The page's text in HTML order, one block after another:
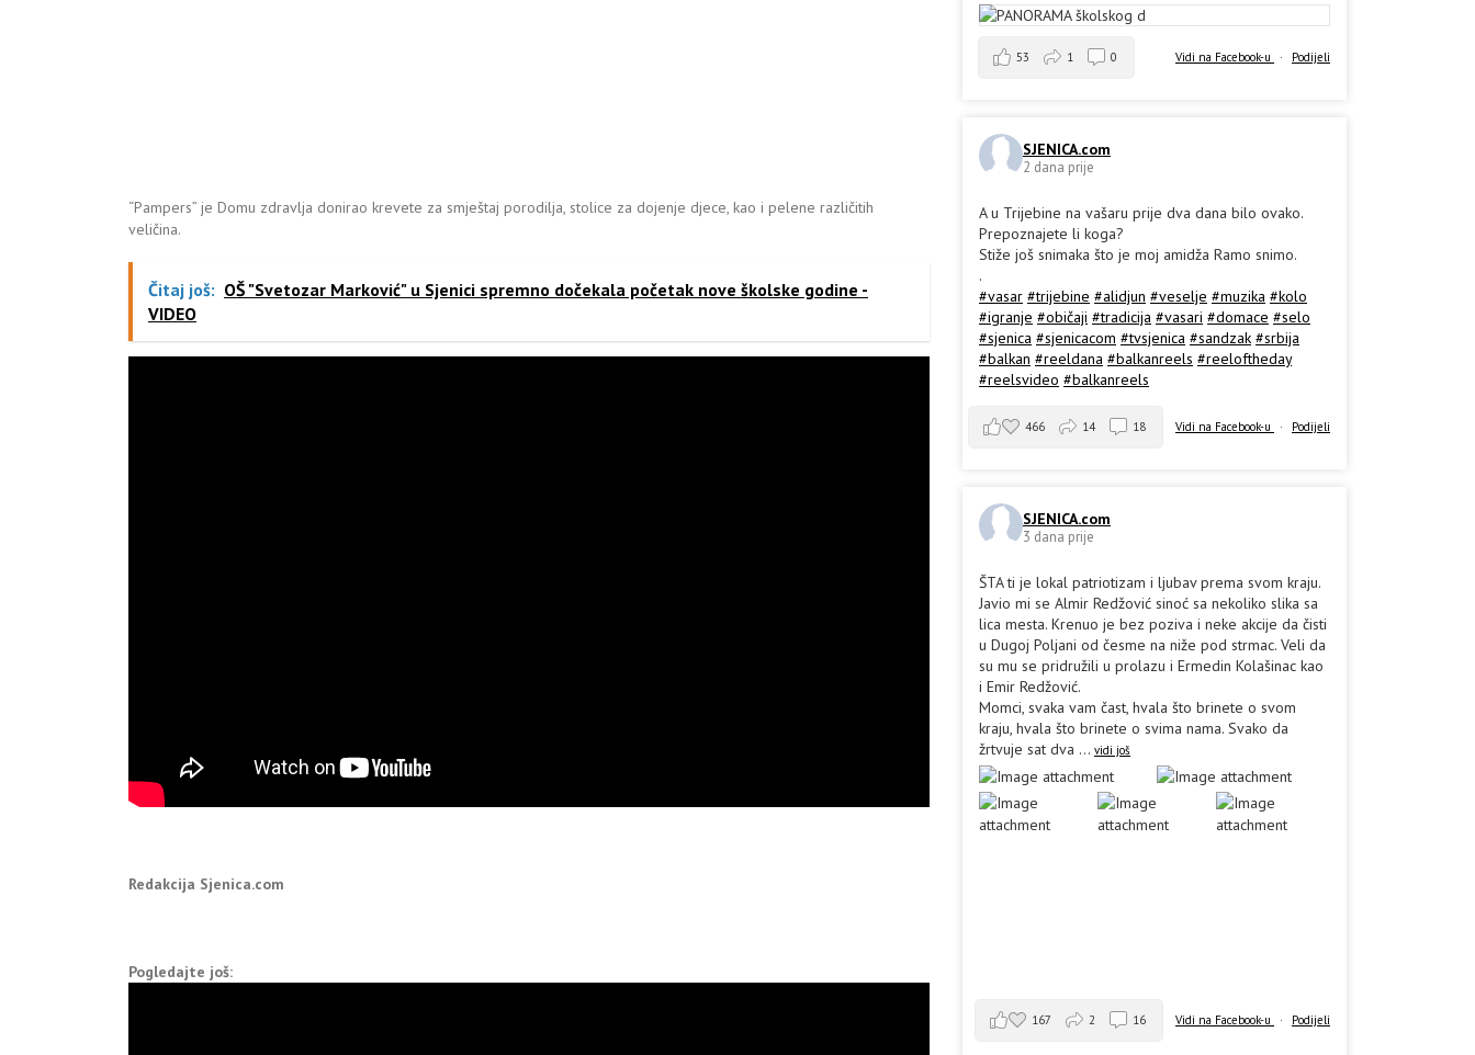
“Pampers” je Domu zdravlja donirao krevete za smještaj porodilja, stolice za dojenje djece, kao i pelene različitih
veličina.
Čitaj još: OŠ "Svetozar Marković" u Sjenici spremno dočekala početak nove školske godine -
VIDEO
Redakcija Sjenica.com
Pogledajte još:
Vidi na Facebook-u · Podijeli
53 1 0
SJENICA.com
2 dana prije
A u Trijebine na vašaru prije dva dana bilo ovako.
Prepoznajete li koga?
Stiže još snimaka što je moj amidža Ramo snimo.
.
#vasar #trijebine #alidjun #veselje #muzika #kolo
#igranje #običaji #tradicija #vasari #domace #selo
#sjenica #sjenicacom #tvsjenica #sandzak #srbija
#balkan #reeldana #balkanreels #reeloftheday
#reelsvideo #balkanreels
Vidi na Facebook-u · Podijeli
466 14 18
SJENICA.com
3 dana prije
ŠTA ti je lokal patriotizam i ljubav prema svom kraju.
Javio mi se Almir Redžović sinoć sa nekoliko slika sa
lica mesta. Krenuo je bez poziva i neke akcije da čisti
u Dugoj Poljani od česme na niže pod strmac. Veli da
su mu se pridružili u prolazu i Ermedin Kolašinac kao
i Emir Redžović.
Momci, svaka vam čast, hvala što brinete o svom
kraju, hvala što brinete o svima nama. Svako da
žrtvuje sat dva ... vidi još
Vidi na Facebook-u · Podijeli
167 2 16